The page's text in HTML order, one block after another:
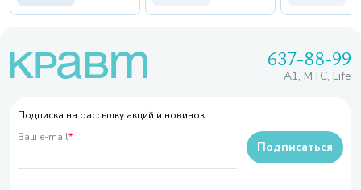
637-88-99
A1, МТС, Life
Подписка на рассылку акций и новинок
Ваш e-mail*
Подписаться